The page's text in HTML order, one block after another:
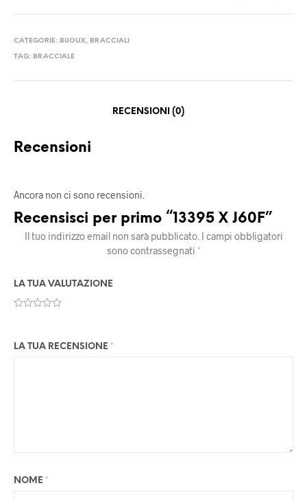
CATEGORIE: BIJOUX, BRACCIALI
TAG: BRACCIALE
RECENSIONI (0)
Recensioni
Ancora non ci sono recensioni.
Recensisci per primo “13395 X J60F”
Il tuo indirizzo email non sarà pubblicato. I campi obbligatori
sono contrassegnati *
LA TUA VALUTAZIONE
LA TUA RECENSIONE *
NOME *